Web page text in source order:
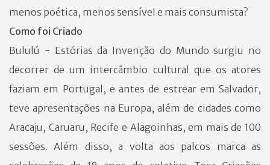
menos poética, menos sensível e mais consumista?
Como foi Criado
Bululú - Estórias da Invenção do Mundo surgiu no
decorrer de um intercâmbio cultural que os atores
faziam em Portugal, e antes de estrear em Salvador,
teve apresentações na Europa, além de cidades como
Aracaju, Caruaru, Recife e Alagoinhas, em mais de 100
sessões. Além disso, a volta aos palcos marca as